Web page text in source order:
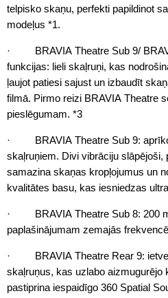
telpisko skaņu, perfekti papildinot
modeļus *1.
· BRAVIA Theatre Sub 9/
funkcijas: lieli skaļruņi, kas
ļaujot patiesi sajust un izbaudīt
filmā. Pirmo reizi BRAVIA Theatre
pieslēgumam. *3
· BRAVIA Theatre Sub 9:
skaļruņiem. Divi vibrāciju slāpējoši,
samazina skaņas kropļojumus un
kvalitātes basu, kas iesniedzas
· BRAVIA Theatre Sub 8: 200
paplašinājumam zemajās
· BRAVIA Theatre Rear 9:
skaļruņus, kas uzlabo aizmugurējo
pastiprina iespaidīgo 360 Spatial